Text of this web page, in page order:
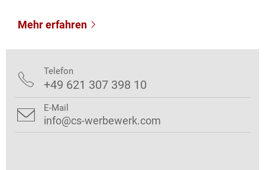
Mehr erfahren 
 Telefon
+49 621 307 398 10
 E-Mail
info@cs-werbewerk.com